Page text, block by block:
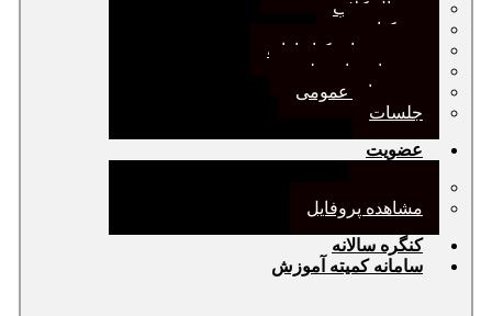
ژورنال کلاب
نقد کتاب
دورهمی‌های کتابدارانه
سخنرانی‌های علمی
مجمع‌های عمومی
جلسات
عضویت
مشاهده پروفایل
کنگره سالانه
سامانه کمیته آموزش